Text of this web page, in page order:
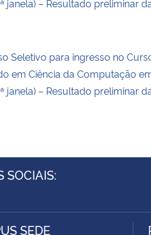
janela) – Resultado preliminar
Seletivo para ingresso no
em Ciência da Computação
janela) – Resultado preliminar
SOCIAIS:
SEDE